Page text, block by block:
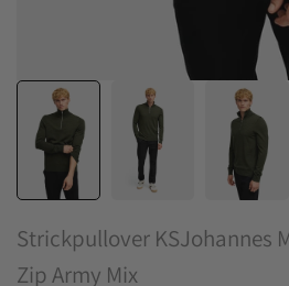
Strickpullover KSJohannes
Zip Army Mix